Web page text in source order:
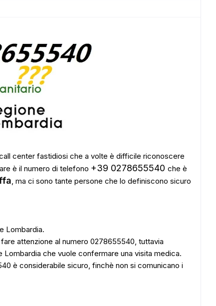
center fastidiosi che a volte è difficile riconoscere
è il numero di telefono +39 0278655540 che è
, ma ci sono tante persone che lo definiscono sicuro
Lombardia.
attenzione al numero 0278655540, tuttavia
che vuole confermare una visita medica.
è considerabile sicuro, finchè non si comunicano i